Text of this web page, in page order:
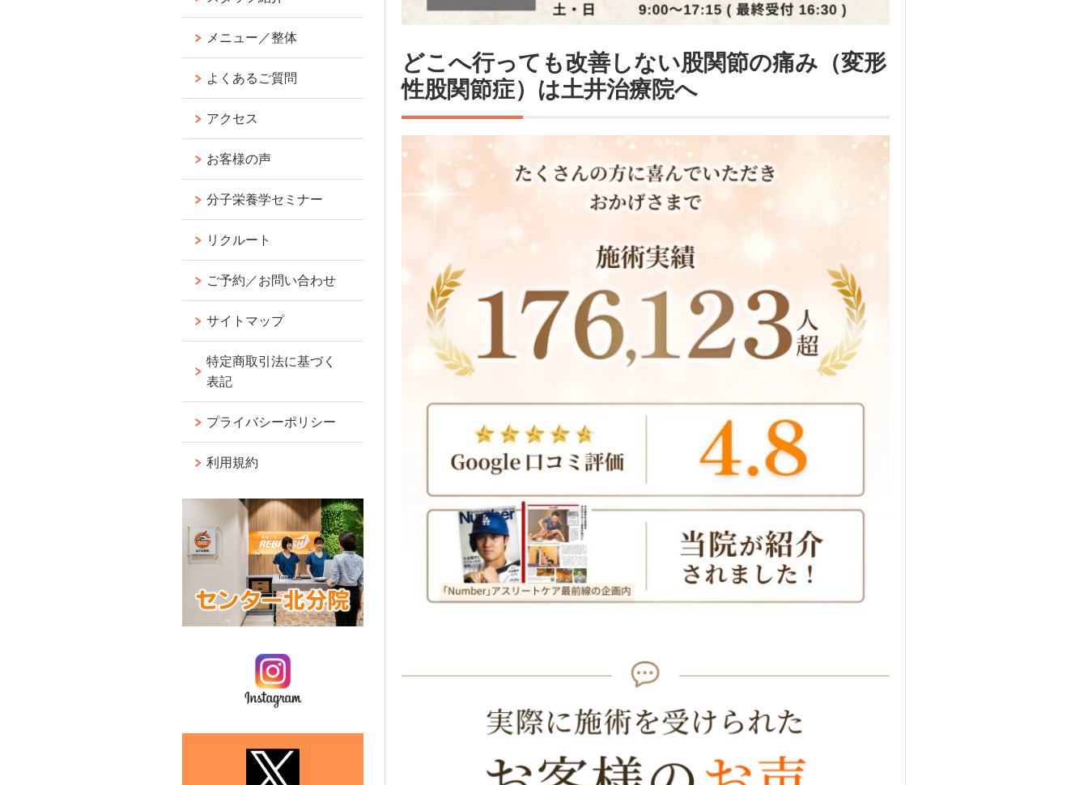
どこへ行っても改善しない股関節の痛み（変形
性股関節症）は土井治療院へ
メニュー／整体
よくあるご質問
アクセス
お客様の声
分子栄養学セミナー
リクルート
ご予約／お問い合わせ
サイトマップ
特定商取引法に基づく
表記
プライバシーポリシー
利用規約